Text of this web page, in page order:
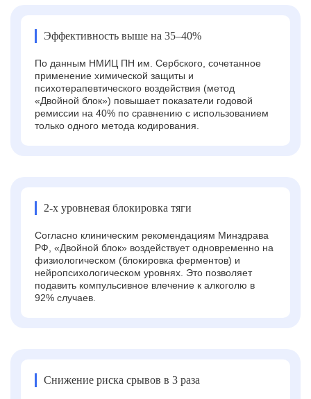
Эффективность выше на 35–40%
По данным НМИЦ ПН им. Сербского, сочетанное
применение химической защиты и
психотерапевтического воздействия (метод
«Двойной блок») повышает показатели годовой
ремиссии на 40% по сравнению с использованием
только одного метода кодирования.
2-х уровневая блокировка тяги
Согласно клиническим рекомендациям Минздрава
РФ, «Двойной блок» воздействует одновременно на
физиологическом (блокировка ферментов) и
нейропсихологическом уровнях. Это позволяет
подавить компульсивное влечение к алкоголю в
92% случаев.
Снижение риска срывов в 3 раза